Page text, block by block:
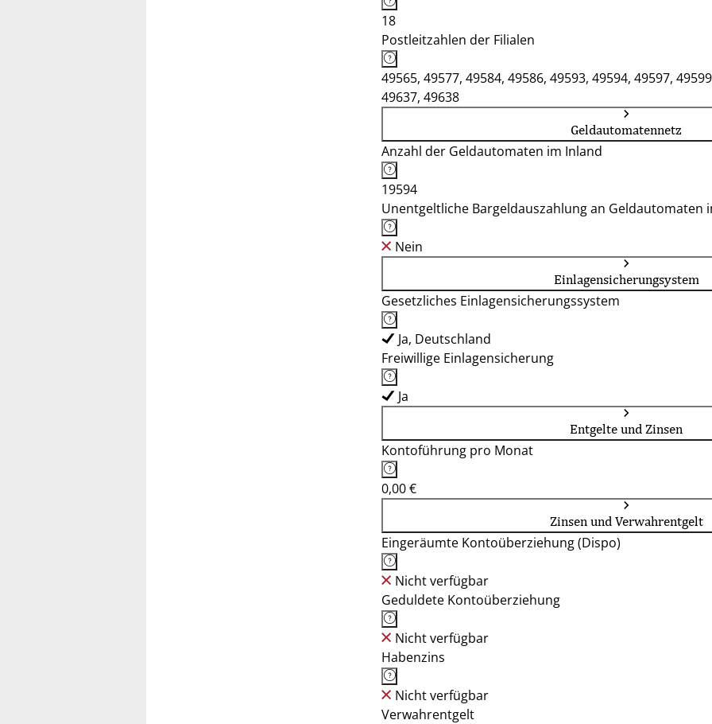
18
Postleitzahlen der Filialen
49565, 49577, 49584, 49586, 49593, 49594, 49597,
49637, 49638
Geldautomatennetz
Anzahl der Geldautomaten im Inland
19594
Unentgeltliche Bargeldauszahlung an Geldautomaten
Nein
Einlagensicherungsystem
Gesetzliches Einlagensicherungssystem
Ja, Deutschland
Freiwillige Einlagensicherung
Ja
Entgelte und Zinsen
Kontoführung pro Monat
0,00 €
Zinsen und Verwahrentgelt
Eingeräumte Kontoüberziehung (Dispo)
Nicht verfügbar
Geduldete Kontoüberziehung
Nicht verfügbar
Habenzins
Nicht verfügbar
Verwahrentgelt